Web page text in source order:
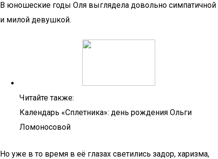
В юношеские годы Оля выглядела довольно симпатичной
и милой девушкой.
Читайте также:
Календарь «Сплетника»: день рождения Ольги
Ломоносовой
Но уже в то время в её глазах светились задор, харизма,